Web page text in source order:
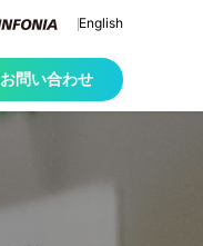
English
お問い合わせ